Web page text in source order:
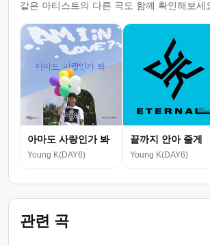
같은 아티스트의 다른 곡도 함께 확인해보세
아마도 사랑인가 봐
Young K(DAY6)
끝까지 안아 줄게
Young K(DAY6)
관련 곡